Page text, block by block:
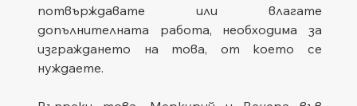
потвърждавате или влагате
допълнителната работа, необходима за
изграждането на това, от което се
нуждаете.